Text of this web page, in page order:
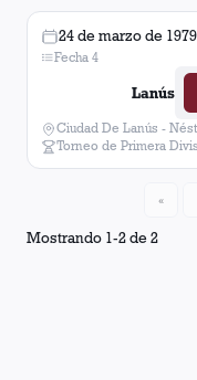
24 de marzo de 1979
Fecha 4
Lanús
Ciudad De Lanús -
Torneo de Primera
Mostrando 1-2de2
«